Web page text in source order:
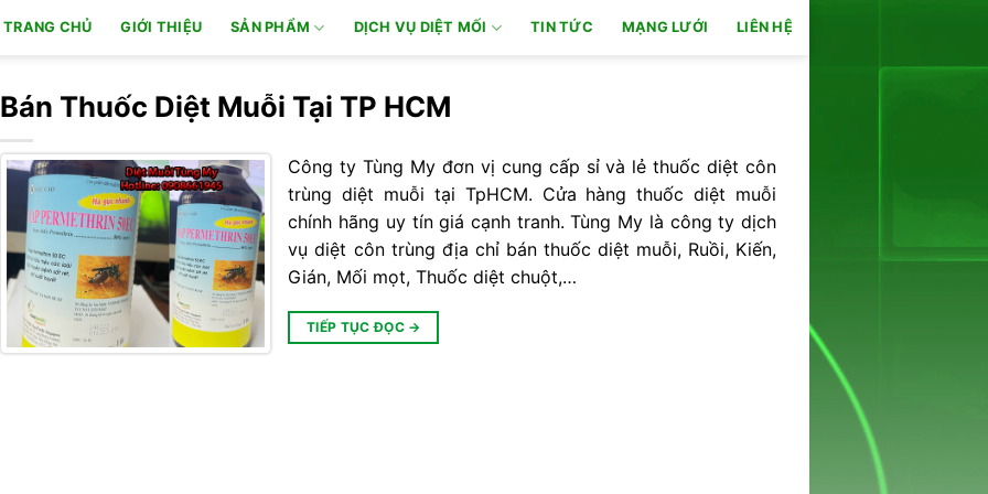
TRANG CHỦ GIỚI THIỆU SẢN PHẨM DỊCH VỤ DIỆT MỐI TIN TỨC MẠNG LƯỚI LIÊN HỆ
Bán Thuốc Diệt Muỗi Tại TP HCM
Công ty Tùng My đơn vị cung cấp sỉ và lẻ thuốc diệt côn
trùng diệt muỗi tại TpHCM. Cửa hàng thuốc diệt muỗi
chính hãng uy tín giá cạnh tranh. Tùng My là công ty dịch
vụ diệt côn trùng địa chỉ bán thuốc diệt muỗi, Ruồi, Kiến,
Gián, Mối mọt, Thuốc diệt chuột,…
TIẾP TỤC ĐỌC →